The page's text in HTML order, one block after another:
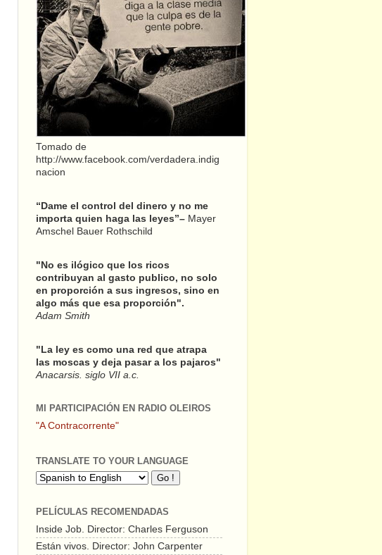
Tomado de
http://www.facebook.com/verdadera.indig
nacion
“Dame el control del dinero y no me
importa quien haga las leyes”– Mayer
Amschel Bauer Rothschild
"No es ilógico que los ricos
contribuyan al gasto publico, no solo
en proporción a sus ingresos, sino en
algo más que esa proporción".
Adam Smith
"La ley es como una red que atrapa
las moscas y deja pasar a los pajaros"
Anacarsis. siglo VII a.c.
MI PARTICIPACIÓN EN RADIO OLEIROS
"A Contracorrente"
TRANSLATE TO YOUR LANGUAGE
PELÍCULAS RECOMENDADAS
Inside Job. Director: Charles Ferguson
Están vivos. Director: John Carpenter